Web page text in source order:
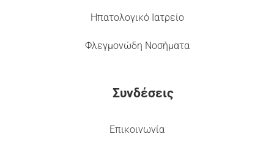
Ηπατολογικό Ιατρείο
Φλεγμονώδη Νοσήματα
Συνδέσεις
Επικοινωνία